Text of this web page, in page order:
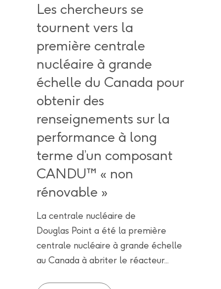
Les chercheurs se
tournent vers la
première centrale
nucléaire à grande
échelle du Canada pour
obtenir des
renseignements sur la
performance à long
terme d’un composant
CANDU™ « non
rénovable »
La centrale nucléaire de
Douglas Point a été la première
centrale nucléaire à grande échelle
au Canada à abriter le réacteur...
Les chercheurs se tournent